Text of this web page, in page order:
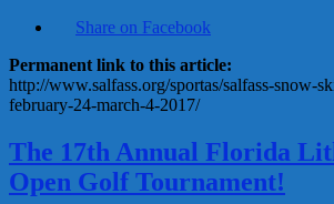
Share on Facebook
Permanent link to this article:
http://www.salfass.org/sportas/salfass-snow-
february-24-march-4-2017/
The 17th Annual Florida
Open Golf Tournament!